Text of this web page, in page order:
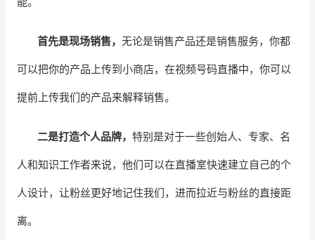
首先是现场销售， 无论是销售产品还是销售服务，你都
可以把你的产品上传到小商店，在视频号码直播中，你可以
提前上传我们的产品来解释销售。
二是打造个人品牌， 特别是对于一些创始人、专家、名
人和知识工作者来说，他们可以在直播室快速建立自己的个
人设计，让粉丝更好地记住我们，进而拉近与粉丝的直接距
离。